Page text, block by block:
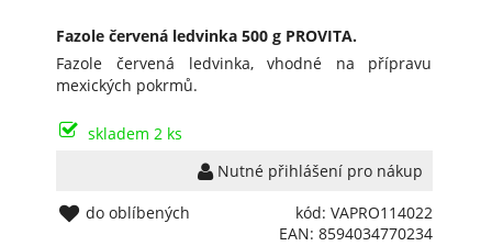
Fazole červená ledvinka 500 g PROVITA.
Fazole červená ledvinka, vhodné na přípravu
mexických pokrmů.
skladem 2 ks
Nutné přihlášení pro nákup
kód: VAPRO114022
EAN: 8594034770234
do oblíbených